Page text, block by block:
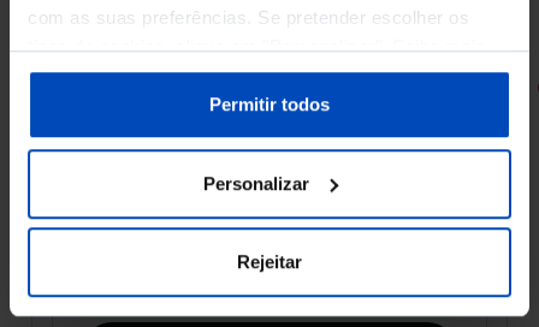
com as suas preferências. Se pretender escolher os
tipos de cookies, clique em "Personalizar". Saiba mais
sobre cookies através da gestão de preferências ou da
Política de Cookies.
Permitir todos
Personalizar
Rejeitar
Promessas do Futebol